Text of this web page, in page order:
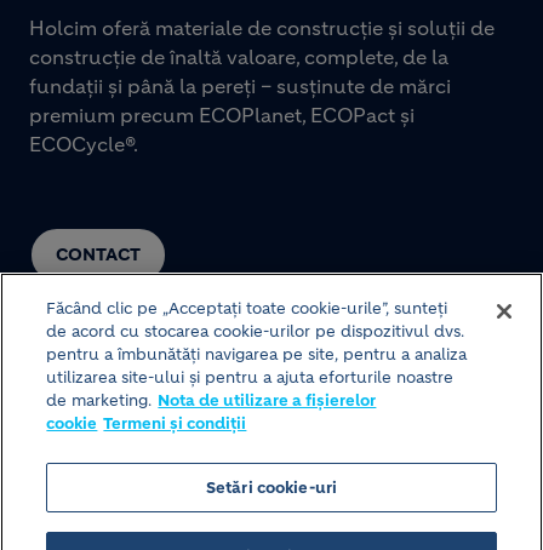
CONTACT
Holcim oferă materiale de construcție și soluții de
construcție de înaltă valoare, complete, de la
fundații și până la pereți – susținute de mărci
premium precum ECOPlanet, ECOPact și
ECOCycle®.
© HOLCIM 2026
Făcând clic pe „Acceptați toate cookie-urile”, sunteți
de acord cu stocarea cookie-urilor pe dispozitivul dvs.
pentru a îmbunătăți navigarea pe site, pentru a analiza
utilizarea site-ului și pentru a ajuta eforturile noastre
de marketing. Nota de utilizare a fișierelor
cookie Termeni și condiții
Setări cookie-uri